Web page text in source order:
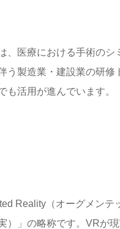
、医療における手術のシ
う製造業・建設業の研修
も活用が進んでいます。
Reality（オーグメンテ
）」の略称です。VRが